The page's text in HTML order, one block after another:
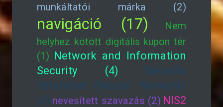
munkáltatói márka (2)
navigáció (17)
Nem
helyhez kötött digitális kupon tér
(1) Network and Information
Security (4)
Neurális
hálózatok (Neural Network)
(4) nevesített szavazás (2) NIS2